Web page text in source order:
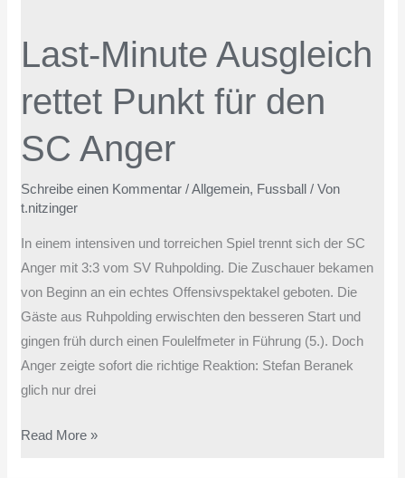
Last-Minute Ausgleich
rettet Punkt für den
SC Anger
Schreibe einen Kommentar /Allgemein, Fussball / Von
t.nitzinger
In einem intensiven und torreichen Spiel trennt sich der SC
Anger mit 3:3 vom SV Ruhpolding. Die Zuschauer bekamen
von Beginn an ein echtes Offensivspektakel geboten. Die
Gäste aus Ruhpolding erwischten den besseren Start und
gingen früh durch einen Foulelfmeter in Führung (5.). Doch
Anger zeigte sofort die richtige Reaktion: Stefan Beranek
glich nur drei
Ausgleich
rettet
Punkt
den
Anger
Read More »